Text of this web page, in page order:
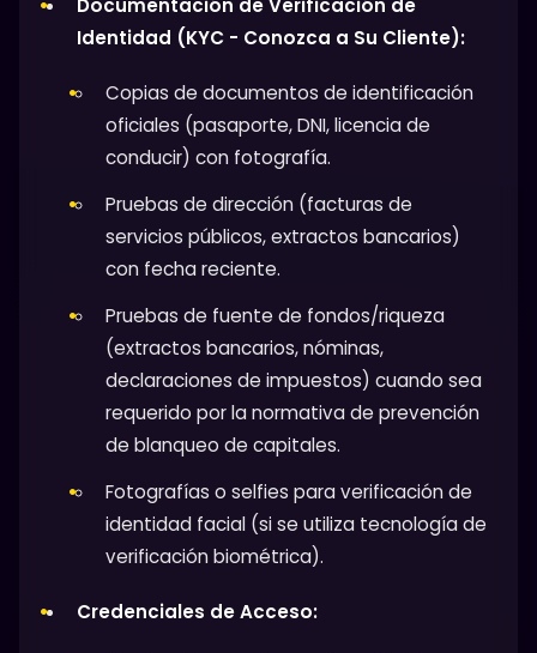
Identidad (KYC - Conozca a Su Cliente):
Copias de documentos de identificación
oficiales (pasaporte, DNI, licencia de
conducir) con fotografía.
Pruebas de dirección (facturas de
servicios públicos, extractos bancarios)
con fecha reciente.
Pruebas de fuente de fondos/riqueza
(extractos bancarios, nóminas,
declaraciones de impuestos) cuando sea
requerido por la normativa de prevención
de blanqueo de capitales.
Fotografías o selfies para verificación de
identidad facial (si se utiliza tecnología de
verificación biométrica).
Credenciales de Acceso: